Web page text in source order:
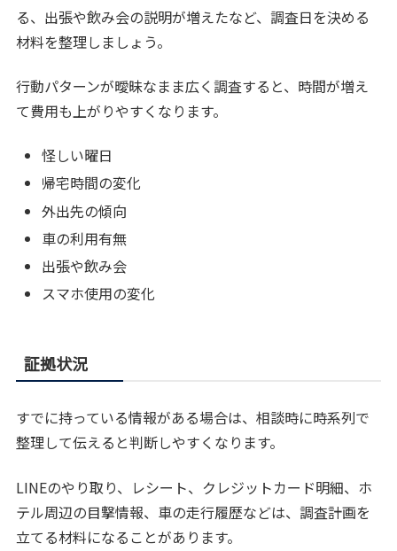
る、出張や飲み会の説明が増えたなど、調査日を決める
材料を整理しましょう。
行動パターンが曖昧なまま広く調査すると、時間が増え
て費用も上がりやすくなります。
怪しい曜日
帰宅時間の変化
外出先の傾向
車の利用有無
出張や飲み会
スマホ使用の変化
証拠状況
すでに持っている情報がある場合は、相談時に時系列で
整理して伝えると判断しやすくなります。
LINEのやり取り、レシート、クレジットカード明細、ホ
テル周辺の目撃情報、車の走行履歴などは、調査計画を
立てる材料になることがあります。